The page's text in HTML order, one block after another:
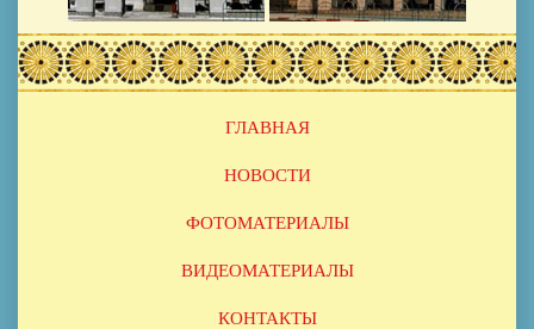
ГЛАВНАЯ
НОВОСТИ
ФОТОМАТЕРИАЛЫ
ВИДЕОМАТЕРИАЛЫ
КОНТАКТЫ